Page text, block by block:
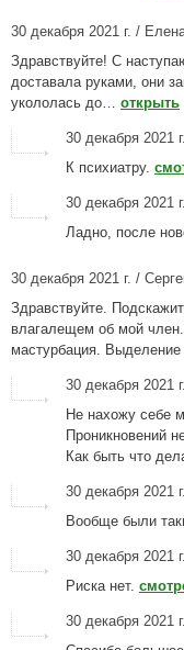
30 декабря 2021 г. /
Здравствуйте! С
доставала руками, они
укололась до… открыть
30 декабря 2021
К психиатру.
30 декабря 2021
Ладно, после
30 декабря 2021 г. /
Здравствуйте.
влагалещем об мой
мастурбация.
30 декабря 2021
Не нахожу себе
Проникновений
Как быть что
30 декабря 2021
Вообще были
30 декабря 2021
Риска нет.
30 декабря 2021